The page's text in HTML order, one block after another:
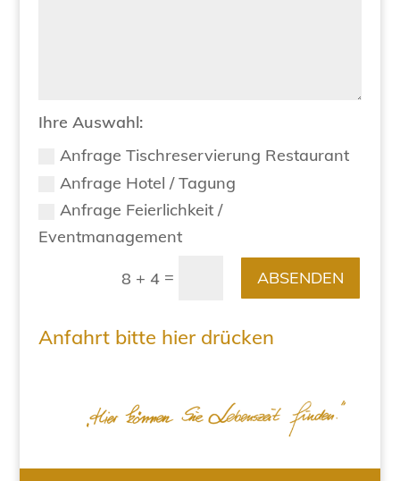
Ihre Auswahl:
Anfrage Tischreservierung Restaurant
Anfrage Hotel / Tagung
Anfrage Feierlichkeit /
Eventmanagement
8 + 4 = ABSENDEN
Anfahrt bitte hier drücken